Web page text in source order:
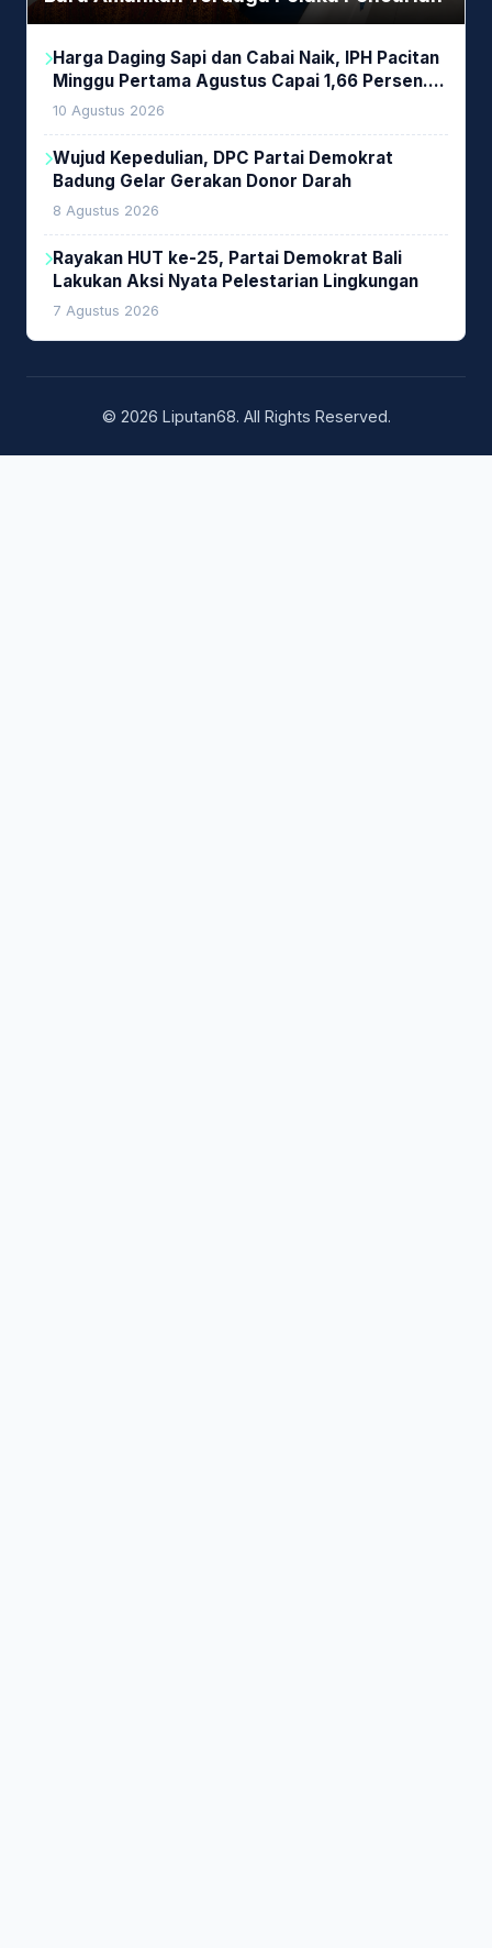
Harga Daging Sapi dan Cabai Naik, IPH Pacitan
Minggu Pertama Agustus Capai 1,66 Persen.
Ini Penjelasan Kabag Ayub
10 Agustus 2026
Wujud Kepedulian, DPC Partai Demokrat
Badung Gelar Gerakan Donor Darah
8 Agustus 2026
Rayakan HUT ke-25, Partai Demokrat Bali
Lakukan Aksi Nyata Pelestarian Lingkungan
7 Agustus 2026
© 2026 Liputan68. All Rights Reserved.